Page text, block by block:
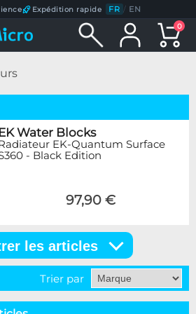
Expédition rapide FR / EN
0
EK Water Blocks
EK-Quantum Surface
- Black Edition
97,90 €
les articles
Trier par